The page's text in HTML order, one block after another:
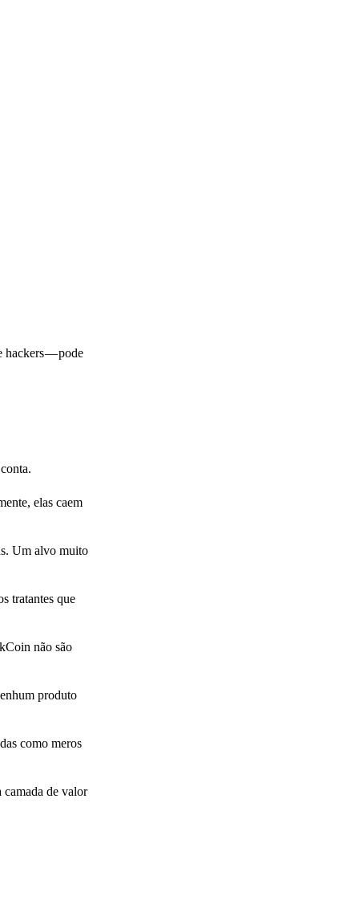
hackers — pode
elas caem
Um alvo muito
tratantes que
não são
produto
como meros
de valor